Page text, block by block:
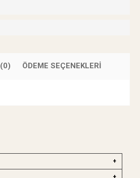
(0) ÖDEME SEÇENEKLERI